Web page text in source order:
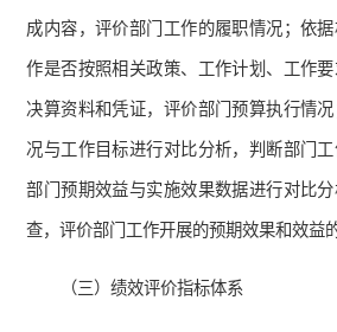
成内容，评价部门工作的履职情况；依
作是否按照相关政策、工作计划、工作
决算资料和凭证，评价部门预算执行情
况与工作目标进行对比分析，判断部门
部门预期效益与实施效果数据进行对比
查，评价部门工作开展的预期效果和效益
（三）绩效评价指标体系